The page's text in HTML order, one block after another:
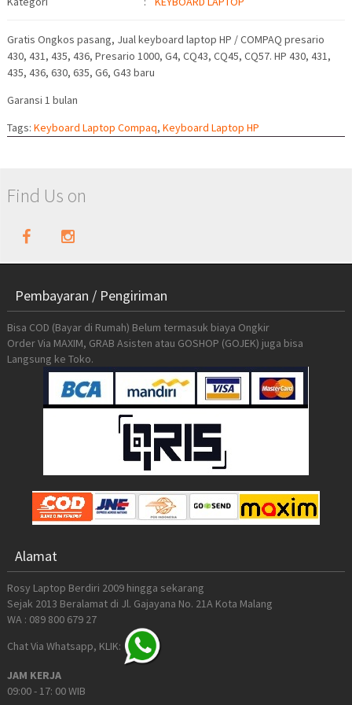
Gratis Ongkos pasang, Jual keyboard laptop HP / COMPAQ presario
430, 431, 435, 436, Presario 1000, G4, CQ43, CQ45, CQ57. HP 430, 431,
435, 436, 630, 635, G6, G43 baru
Garansi 1 bulan
Tags: Keyboard Laptop Compaq, Keyboard Laptop HP
Find Us on
Pembayaran / Pengiriman
Bisa COD (Bayar di Rumah) Belum termasuk biaya Ongkir
Order Via MAXIM, GRAB Asisten atau GOSHOP (GOJEK) juga bisa
Langsung ke Toko.
Alamat
Rosy Laptop Berdiri 2009 hingga sekarang
Sejak 2013 Beralamat di Jl. Gajayana No. 21A Kota Malang
WA : 089 800 679 27
Chat Via Whatsapp, KLIK:
JAM KERJA
09:00 - 17: 00 WIB